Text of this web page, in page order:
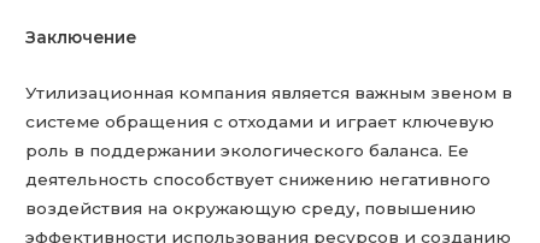
Заключение
Утилизационная компания является важным звеном в
системе обращения с отходами и играет ключевую
роль в поддержании экологического баланса. Ее
деятельность способствует снижению негативного
воздействия на окружающую среду, повышению
эффективности использования ресурсов и созданию